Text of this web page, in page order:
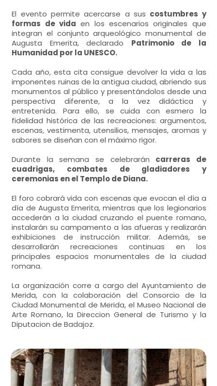
El evento permite acercarse a sus costumbres y
formas de vida en los escenarios originales que
integran el conjunto arqueológico monumental de
Augusta Emerita, declarado Patrimonio de la
Humanidad por la UNESCO.
Cada año, esta cita consigue devolver la vida a las
imponentes ruinas de la antigua ciudad, abriendo sus
monumentos al público y presentándolos desde una
perspectiva diferente, a la vez didáctica y
entretenida. Para ello, se cuida con esmero la
fidelidad histórica de las recreaciones: argumentos,
escenas, vestimenta, utensilios, mensajes, aromas y
sabores se diseñan con el máximo rigor.
Durante la semana se celebrarán carreras de
cuadrigas, combates de gladiadores y
ceremonias en el Templo de Diana.
El foro cobrará vida con escenas que evocan el día a
día de Augusta Emerita, mientras que los legionarios
accederán a la ciudad cruzando el puente romano,
instalarán su campamento a las afueras y realizarán
exhibiciones de instrucción militar. Además, se
desarrollarán recreaciones continuas en los
principales espacios monumentales de la ciudad
romana.
La organización corre a cargo del Ayuntamiento de
Merida, con la colaboración del Consorcio de la
Ciudad Monumental de Merida, el Museo Nacional de
Arte Romano, la Direccion General de Turismo y la
Diputacion de Badajoz.